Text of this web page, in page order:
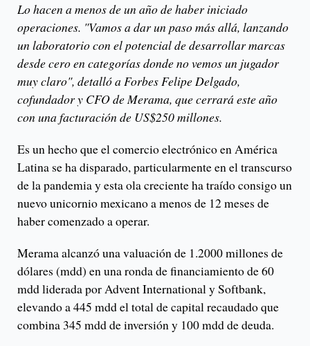
Lo hacen a menos de un año de haber iniciado
operaciones. "Vamos a dar un paso más allá, lanzando
un laboratorio con el potencial de desarrollar marcas
desde cero en categorías donde no vemos un jugador
muy claro", detalló a Forbes Felipe Delgado,
cofundador y CFO de Merama, que cerrará este año
con una facturación de US$250 millones.
Es un hecho que el comercio electrónico en América
Latina se ha disparado, particularmente en el transcurso
de la pandemia y esta ola creciente ha traído consigo un
nuevo unicornio mexicano a menos de 12 meses de
haber comenzado a operar.
Merama alcanzó una valuación de 1.2000 millones de
dólares (mdd) en una ronda de financiamiento de 60
mdd liderada por Advent International y Softbank,
elevando a 445 mdd el total de capital recaudado que
combina 345 mdd de inversión y 100 mdd de deuda.